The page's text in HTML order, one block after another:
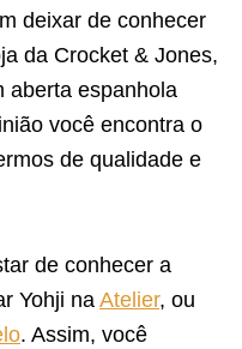
deixar de conhecer
da Crocket & Jones,
aberta espanhola
você encontra o
de qualidade e
de conhecer a
Yohji na Atelier, ou
. Assim, você